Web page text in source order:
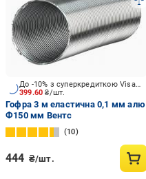
399.60₴/шт.
До -10% з суперкредиткою Visa Вигода
Гофра 3 м еластична 0,1 мм алю
Ф150 мм Вентс
10
444 ₴/шт.